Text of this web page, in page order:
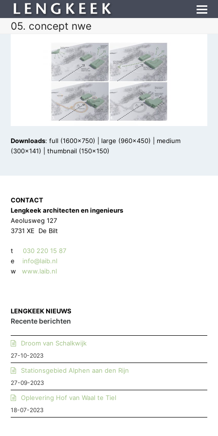
05. concept nwe
Downloads:full (1600x750) large (960x450)
medium
(300x141) |thumbnail (150x150)
CONTACT
Lengkeek architecten en ingenieurs
Aeolusweg 127
3731 XE De Bilt
t030 220 15 87
e info@laib.nl
w
www.laib.nl
LENGKEEK NIEUWS
Recente berichten
Droom van Schalkwijk
27-10-2023
Stationsgebied Alphen aan den Rijn
27-09-2023
Oplevering Hof van Waal te Tiel
18-07-2023